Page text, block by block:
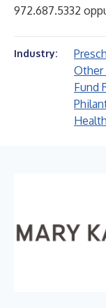
972.687.5332
Industry:
Other
Fund
Health